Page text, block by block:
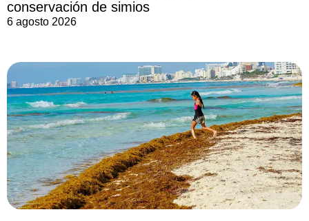
conservación de simios
6 agosto 2026